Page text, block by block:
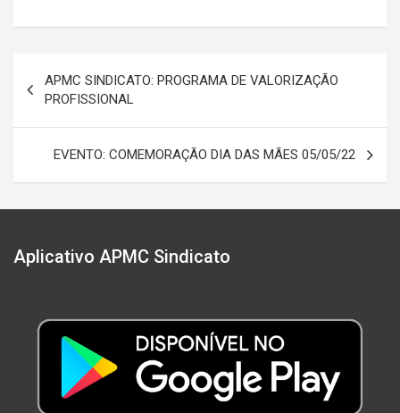
de
Post
APMC SINDICATO: PROGRAMA DE VALORIZAÇÃO
PROFISSIONAL
EVENTO: COMEMORAÇÃO DIA DAS MÃES 05/05/22
Aplicativo APMC Sindicato